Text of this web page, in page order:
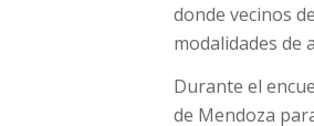
donde vecinos
modalidades de
Durante el
de Mendoza